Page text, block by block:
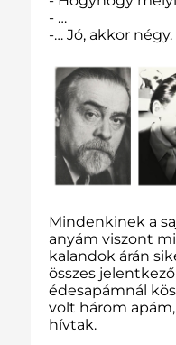
- …
-… Jó, akkor négy.
Mindenkinek a
anyám viszont
kalandok árán
összes
édesapámnál
volt három
hívtak.